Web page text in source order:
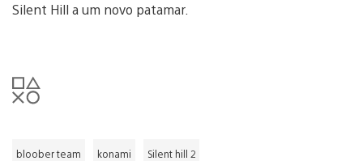
Silent Hill a um novo patamar.
bloober team konami Silent hill 2